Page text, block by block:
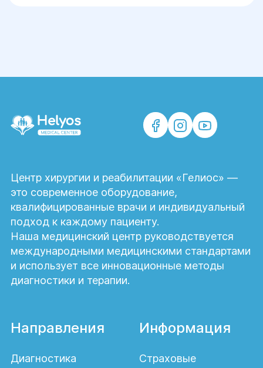
подходят для забора
жировой ткани?
боков, бёдер или других зон с
достаточным запасом подкожной
жировой клетчатки.
Какие существуют
ограничения после
процедуры
В послеоперационный период
физических нагрузок, перегревания,
Центр хирургии и реабилитации «Гелиос» —
это современное оборудование,
квалифицированные врачи и индивидуальный
подход к каждому пациенту.
Наша медицинский центр руководствуется
международными медицинскими стандартами
и использует все инновационные методы
диагностики и терапии.
Направления
Диагностика
Информация
Страховые